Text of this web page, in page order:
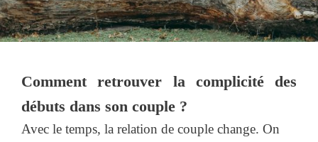
Comment retrouver la complicité des
débuts dans son couple ?
Avec le temps, la relation de couple change. On